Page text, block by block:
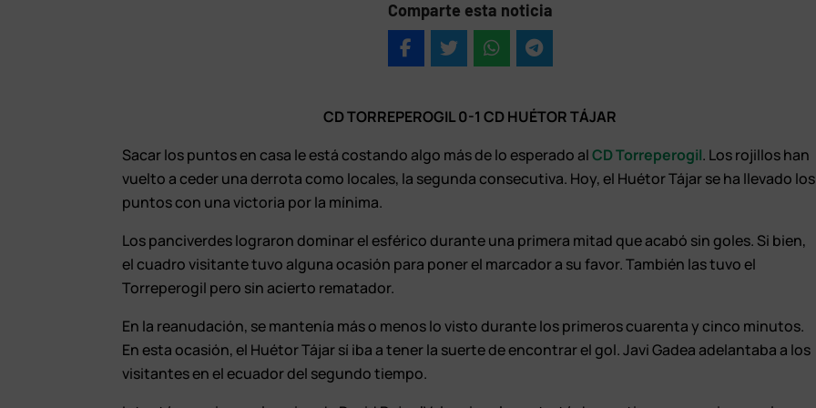
Comparte esta noticia
CD TORREPEROGIL 0-1 CD HUÉTOR TÁJAR
Sacar los puntos en casa le está costando algo más de lo esperado alCD Torreperogil. Los rojillos han
vuelto a ceder una derrota como locales, la segunda consecutiva. Hoy, el Huétor Tájar se ha llevado los
puntos con una victoria por la mínima.
Los panciverdes lograron dominar el esférico durante una primera mitad que acabó sin goles. Si bien,
el cuadro visitante tuvo alguna ocasión para poner el marcador a su favor. También las tuvo el
Torreperogil pero sin acierto rematador.
En la reanudación, se mantenía más o menos lo visto durante los primeros cuarenta y cinco minutos.
En esta ocasión, el Huétor Tájar sí iba a tener la suerte de encontrar el gol. Javi Gadea adelantaba a los
visitantes en el ecuador del segundo tiempo.